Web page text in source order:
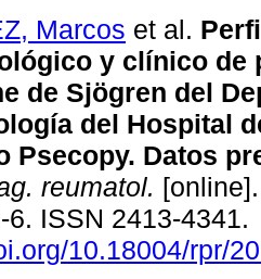
Marcos et al.
y clínico de
de Sjögren del
del Hospital
Psecopy. Datos
reumatol.
6. ISSN 2413-4341.
10.18004/rpr/